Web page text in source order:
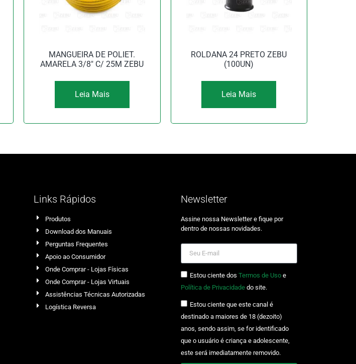
MANGUEIRA DE POLIET.
AMARELA 3/8″ C/ 25M ZEBU
Leia Mais
ROLDANA 24 PRETO ZEBU
(100UN)
Leia Mais
Links Rápidos
Produtos
Download dos Manuais
Perguntas Frequentes
Apoio ao Consumidor
Onde Comprar - Lojas Físicas
Onde Comprar - Lojas Virtuais
Assistências Técnicas Autorizadas
Logística Reversa
Newsletter
Assine nossa Newsletter e fique por
dentro de nossas novidades.
Estou ciente dos Termos de Usoe
Política de Privacidadedo site.
Estou ciente que este canal é
destinado a maiores de 18 (dezoito)
anos, sendo assim, se for identificado
que o usuário é criança e adolescente,
este será imediatamente removido.